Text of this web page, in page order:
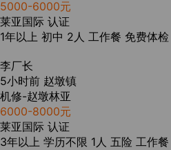
5000-6000元
莱亚国际 认证
1年以上 初中 2人 工作餐 免费体检
李厂长
5小时前 赵墩镇
机修-赵墩林亚
6000-8000元
莱亚国际 认证
3年以上 学历不限 1人 五险 工作餐